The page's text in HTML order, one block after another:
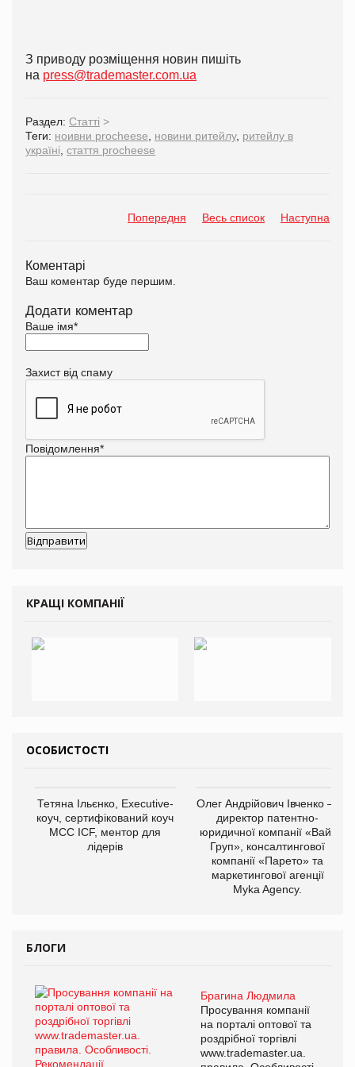
З приводу розміщення новин пишіть
на press@trademaster.com.ua
Раздел: Статті >
Теги: ноивни procheese, новини ритейлу, ритейлу в
україні, стаття procheese
Попередня Весь список Наступна
Коментарі
Ваш коментар буде першим.
Додати коментар
Ваше імя*
Захист від спаму
Повідомлення*
КРАЩІ КОМПАНІЇ
ОСОБИСТОСТІ
Тетяна Ільєнко, Executive-
коуч, сертифікований коуч
МСС ICF, ментор для
лідерів
Олег Андрійович Івченко —
директор патентно-
юридичної компанії «Вайз
Груп», консалтингової
компанії «Парето» та
маркетингової агенції
Myka Agency.
БЛОГИ
Брагина Людмила
Просування компанії
на порталі оптової та
роздрібної торгівлі
www.trademaster.ua.